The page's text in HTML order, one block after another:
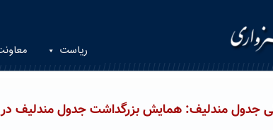
ریاست